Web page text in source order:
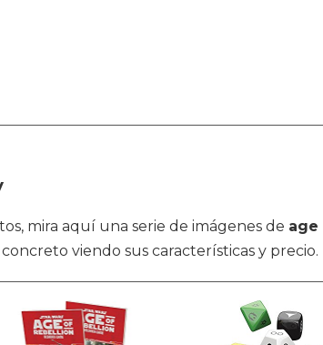
mira aquí una serie de imágenes de age
viendo sus características y precio.